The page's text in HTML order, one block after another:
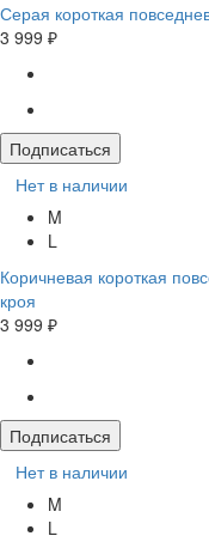
Серая короткая
3 999 ₽
Подписаться
Нет в наличии
M
L
Коричневая короткая
кроя
3 999 ₽
Подписаться
Нет в наличии
M
L